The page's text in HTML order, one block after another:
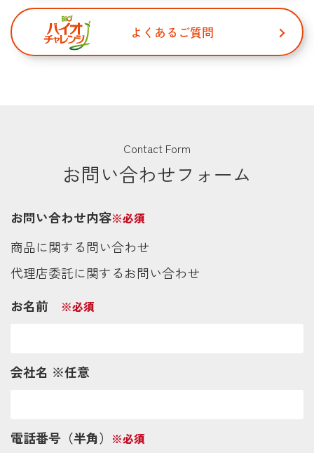
よくあるご質問
Contact Form
お問い合わせフォーム
お問い合わせ内容※必須
商品に関する問い合わせ
代理店委託に関するお問い合わせ
お名前
※必須
会社名 ※任意
電話番号（半角） ※必須